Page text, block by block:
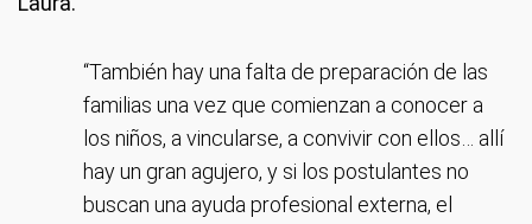
“También hay una falta de preparación de las
familias una vez que comienzan a conocer a
los niños, a vincularse, a convivir con ellos… allí
hay un gran agujero, y si los postulantes no
buscan una ayuda profesional externa, el